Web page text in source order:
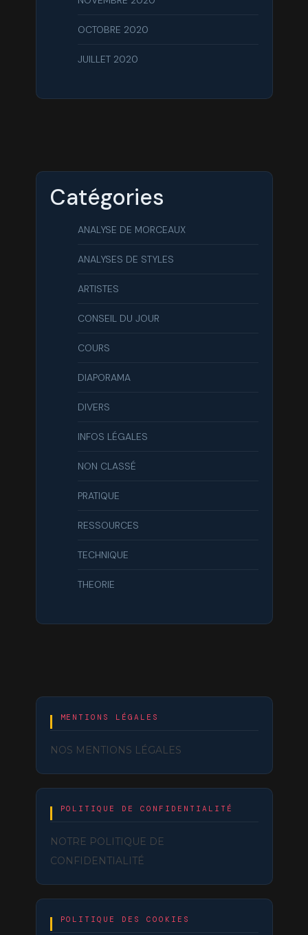
OCTOBRE 2020
JUILLET 2020
Catégories
ANALYSE DE MORCEAUX
ANALYSES DE STYLES
ARTISTES
CONSEIL DU JOUR
COURS
DIAPORAMA
DIVERS
INFOS LÉGALES
NON CLASSÉ
PRATIQUE
RESSOURCES
TECHNIQUE
THEORIE
MENTIONS LÉGALES
NOS MENTIONS LÉGALES
POLITIQUE DE CONFIDENTIALITÉ
NOTRE POLITIQUE DE
CONFIDENTIALITÉ
POLITIQUE DES COOKIES